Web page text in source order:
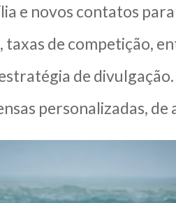
e novos contatos
de competição,
de
personalizadas,